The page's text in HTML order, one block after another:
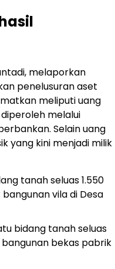
melaporkan
penelusuran aset
meliputi uang
melalui
Selain uang
yang kini menjadi milik
tanah seluas 1.550
vila di Desa
bidang tanah seluas
bekas pabrik